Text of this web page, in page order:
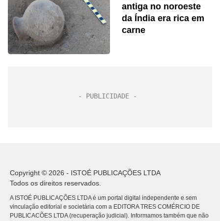
antiga no noroeste
da Índia era rica em
carne
Copyright © 2026 - ISTOÉ PUBLICAÇÕES LTDA
Todos os direitos reservados.
A ISTOÉ PUBLICAÇÕES LTDA é um portal digital independente e sem
vinculação editorial e societária com a EDITORA TRES COMÉRCIO DE
PUBLICACÕES LTDA (recuperação judicial). Informamos também que não